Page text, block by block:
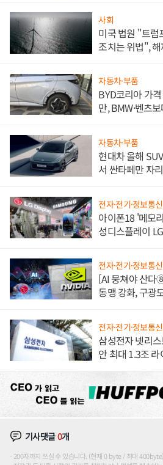
사회
미국 법원 "트럼
조치는 위법",
자동차·부품
BYD코리아 가
만, BMW·벤츠
자동차·부품
현대차 올해
서 싼타페만 자
전자·전기·정보통신
아이폰18 '메모
성디스플레이
전자·전기·정보통신
[AI 뭉쳐야 산다
동맹 강화, 구광
전자·전기·정보통신
삼성전자 넷리
안 최대 1.3조
기사댓글0개
200자까지 쓰실 수 있습니다. (현재 0 byte / 최대 400byte)